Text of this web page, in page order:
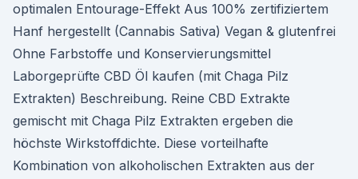
optimalen Entourage-Effekt Aus 100% zertifiziertem
Hanf hergestellt (Cannabis Sativa) Vegan & glutenfrei
Ohne Farbstoffe und Konservierungsmittel
Laborgeprüfte CBD Öl kaufen (mit Chaga Pilz
Extrakten) Beschreibung. Reine CBD Extrakte
gemischt mit Chaga Pilz Extrakten ergeben die
höchste Wirkstoffdichte. Diese vorteilhafte
Kombination von alkoholischen Extrakten aus der